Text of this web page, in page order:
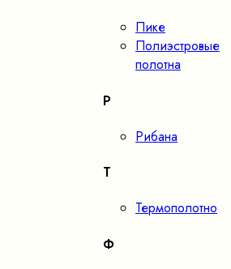
Пике
Полиэстровые
полотна
Р
Рибана
Т
Термополотно
Ф